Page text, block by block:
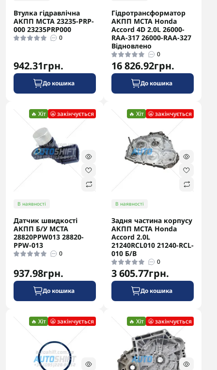
Втулка гідравлічна
АКПП MCTA 23235-PRP-
000 23235PRP000
0
942.31грн.
До кошика
Гідротрансформатор
АКПП MCTA Honda
Accord 4D 2.0L 26000-
RAA-317 26000-RAA-327
Відновлено
0
16 826.92грн.
До кошика
🔥 Хіт 😬 закінчується
В наявності
Датчик швидкості
АКПП Б/У MCTA
28820PPW013 28820-
PPW-013
0
937.98грн.
До кошика
🔥 Хіт 😬 закінчується
В наявності
Задня частина корпусу
АКПП MCTA Honda
Accord 2.0L
21240RCL010 21240-RCL-
010 Б/В
0
3 605.77грн.
До кошика
🔥 Хіт 😬 закінчується 🔥 Хіт 😬 закінчується